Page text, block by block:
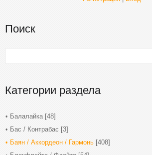
Поиск
Категории раздела
Балалайка [48]
Бас / Контрабас [3]
Баян / Аккордеон / Гармонь [408]